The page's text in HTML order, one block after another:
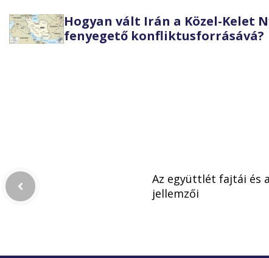
Hogyan vált Irán a Közel-Kelet
fenyegető konfliktusforrásává?
Az együttlét fajtái és
jellemzői